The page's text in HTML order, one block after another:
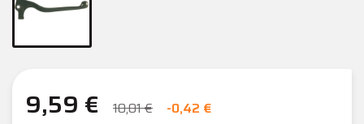
9,59 € 10,01 € -0,42 €